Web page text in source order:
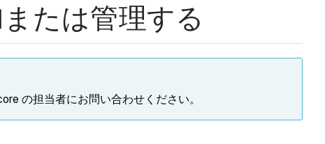
たは管理する
の担当者にお問い合わせください。